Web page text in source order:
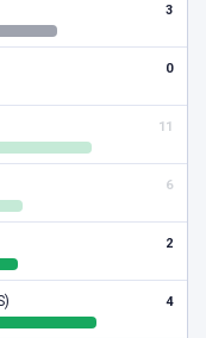
3
0
11
6
2
4